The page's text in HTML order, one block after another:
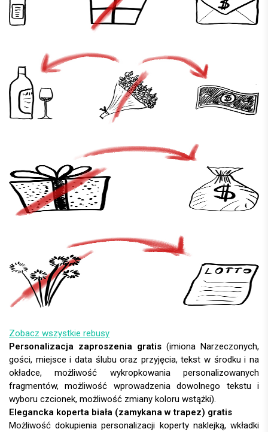
Zobacz wszystkie rebusy
Personalizacja zaproszenia gratis (imiona Narzeczonych,
gości, miejsce i data ślubu oraz przyjęcia, tekst w środku i na
okładce, możliwość wykropkowania personalizowanych
fragmentów, możliwość wprowadzenia dowolnego tekstu i
wyboru czcionek, możliwość zmiany koloru wstążki).
Elegancka koperta biała (zamykana w trapez) gratis
Możliwość dokupienia personalizacji koperty naklejką, wkładki